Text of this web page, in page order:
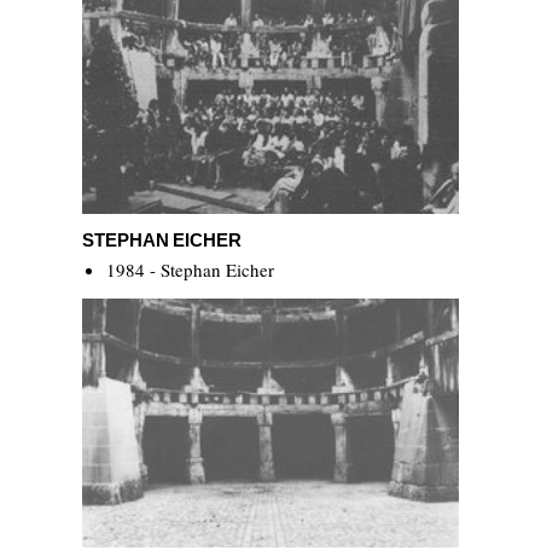
STEPHAN EICHER
1984 - Stephan Eicher